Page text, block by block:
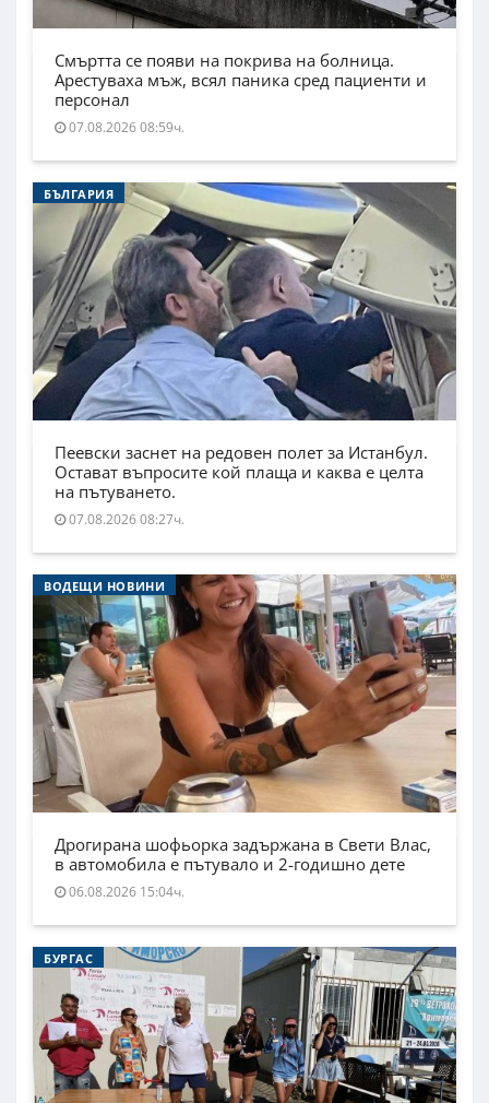
Смъртта се появи на покрива на болница.
Арестуваха мъж, всял паника сред пациенти и
персонал
07.08.2026 08:59ч.
БЪЛГАРИЯ
Пеевски заснет на редовен полет за Истанбул.
Остават въпросите кой плаща и каква е целта
на пътуването.
07.08.2026 08:27ч.
ВОДЕЩИ НОВИНИ
Дрогирана шофьорка задържана в Свети Влас,
в автомобила е пътувало и 2-годишно дете
06.08.2026 15:04ч.
БУРГАС